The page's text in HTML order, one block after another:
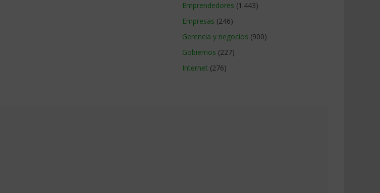
Emprendedores (1.443)
Empresas (246)
Gerencia y negocios (900)
Gobiernos (227)
Internet (276)